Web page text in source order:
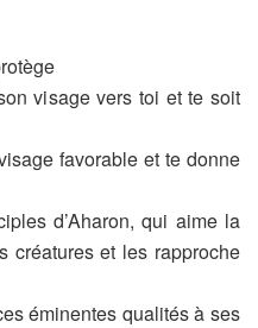
visage vers toi et te soit
favorable et te donne
d’Aharon, qui aime la
créatures et les rapproche
éminentes qualités à ses